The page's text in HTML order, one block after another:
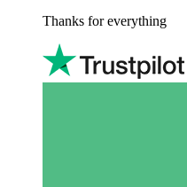
Thanks for everything